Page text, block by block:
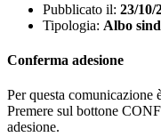
Pubblicato il: 23/10/
Tipologia: Albo
Conferma adesione
Per questa comunicazione
Premere sul bottone
adesione.